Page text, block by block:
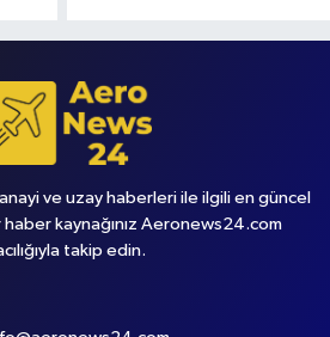
ve uzay haberleri ile ilgili en güncel
kaynağınız Aeronews24.com
takip edin.